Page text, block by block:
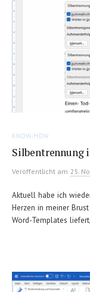
KNOW-HOW
Silbentrennung
Veröffentlicht am 25.
Aktuell habe ich
Herzen in meiner
Word-Templates